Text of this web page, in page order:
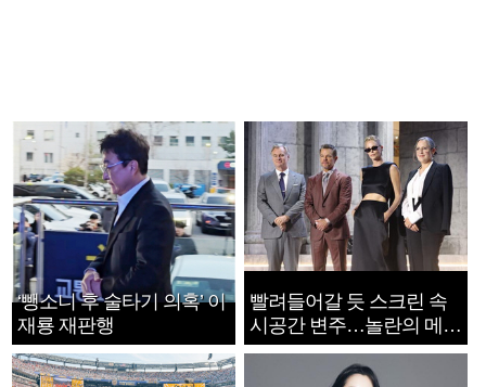
‘뺑소니 후 술타기 의혹’ 이
재룡 재판행
빨려들어갈 듯 스크린 속
시공간 변주…놀란의 메시
지는 ‘전쟁 속죄’